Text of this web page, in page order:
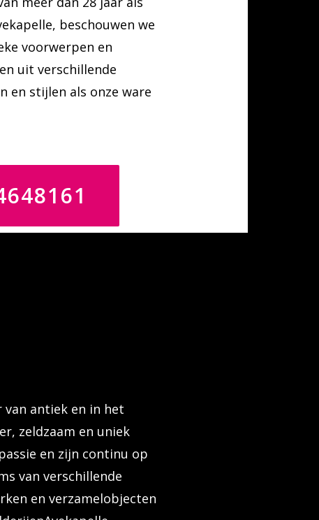
beschouwen we
voorwerpen en
uit verschillende
en stijlen als onze ware
antiek en in het
zeldzaam en uniek
en zijn continu op
van verschillende
en verzamelobjecten